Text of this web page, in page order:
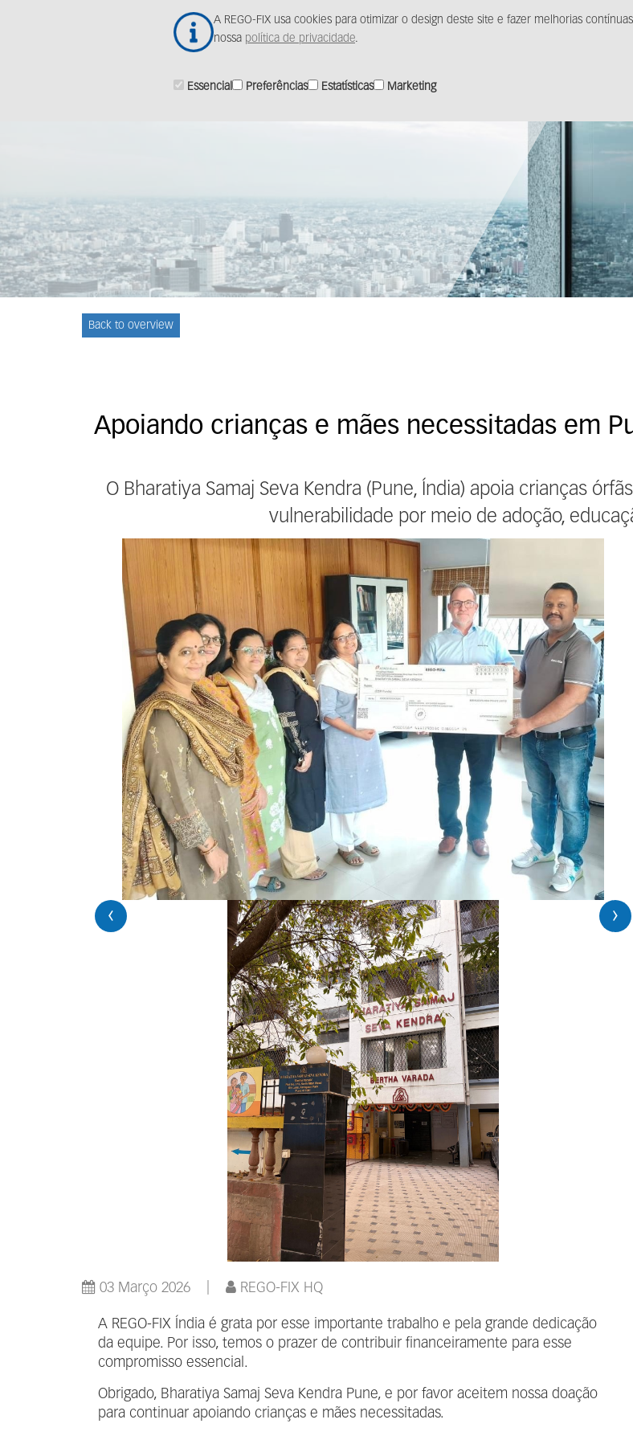
A REGO-FIX usa cookies para otimizar o design deste site e fazer melhorias
nossa política de privacidade.
Essencial Preferências Estatísticas Marketing
Produtos
Back to overview
Apoiando crianças e mães necessitadas em
O Bharatiya Samaj Seva Kendra (Pune, Índia) apoia crianças
vulnerabilidade por meio de adoção,
03 Março 2026 REGO-FIX HQ
A REGO-FIX Índia é grata por esse importante trabalho e pela grande dedicação
da equipe. Por isso, temos o prazer de contribuir financeiramente para esse
compromisso essencial.
Obrigado, Bharatiya Samaj Seva Kendra Pune, e por favor aceitem nossa doação
para continuar apoiando crianças e mães necessitadas.